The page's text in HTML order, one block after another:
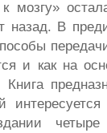
к мозгу»
назад. В
и как на
четыре